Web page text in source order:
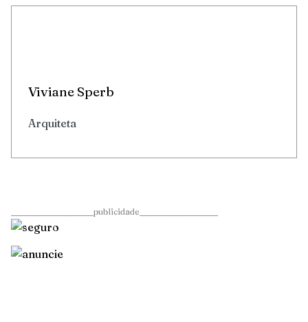
Viviane Sperb
Arquiteta
____________________publicidade___________________